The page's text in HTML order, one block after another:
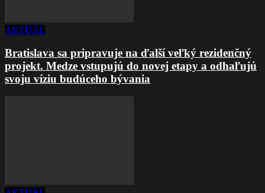
AKTUÁL
Bratislava sa pripravuje na ďalší veľký rezidenčný
projekt. Medze vstupujú do novej etapy a odhaľujú
svoju víziu budúceho bývania